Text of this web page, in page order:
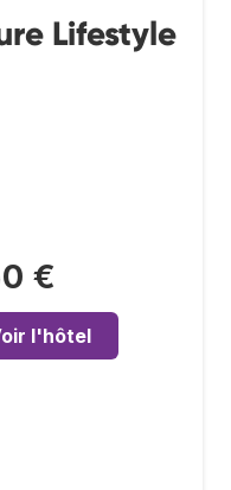
Lifestyle
€
l'hôtel